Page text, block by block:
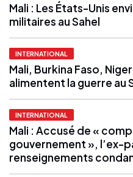
Mali : Les États-Unis
militaires au Sahel
INTERNATIONAL
Mali, Burkina Faso,
alimentent la guerre au
INTERNATIONAL
Mali : Accusé de «
gouvernement », l’ex-
renseignements